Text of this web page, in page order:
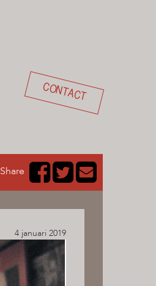
CONTACT
Share
4 januari 2019